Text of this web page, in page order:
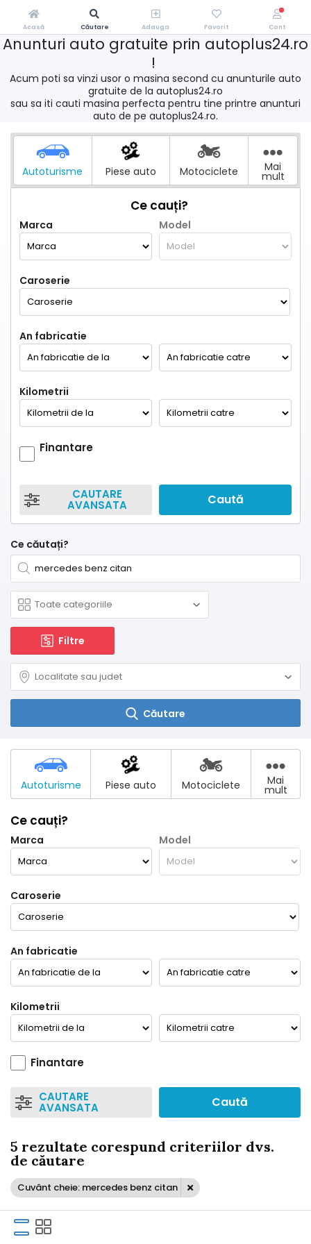
Anunturi auto gratuite prin autoplus24.ro
!
Acum poti sa vinzi usor o masina second cu anunturile auto
gratuite de la autoplus24.ro
sau sa iti cauti masina perfecta pentru tine printre anunturi
auto de pe autoplus24.ro.
Autoturisme Piese auto Motociclete Mai
mult
Ce cauți?
Marca Model
Caroserie
An fabricatie
Kilometrii
Finantare
CAUTARE
AVANSATA Caută
Ce căutați?
Filtre
Căutare
Autoturisme Piese auto Motociclete Mai
mult
Ce cauți?
Marca Model
Caroserie
An fabricatie
Kilometrii
Finantare
CAUTARE
AVANSATA Caută
5 rezultate corespund criteriilor dvs.
de căutare
Cuvânt cheie: mercedes benz citan
Acasă Căutare Adauga Favorit Cont